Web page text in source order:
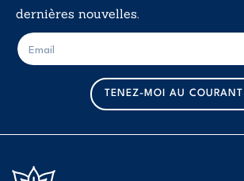
dernières nouvelles.
m
a
i
l
E
-
m
TENEZ-MOI AU